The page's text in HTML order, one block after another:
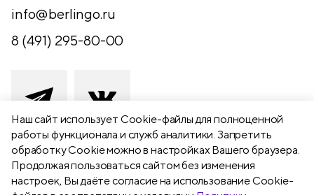
Наш сайт использует Сookie-файлы для полноценной
работы функционала и служб аналитики. Запретить
обработку Cookie можно в настройках Вашего браузера.
Продолжая пользоваться сайтом без изменения
настроек, Вы даёте согласие на использование Cookie-
Контакты
Обратная связь
Письменные принадлежности
Канцелярские принадлежности
Чертежные принадлежности
Хобби и творчество
Презентационное оборудование
Школьный текстиль
info@berlingo.ru
8 (491) 295-80-00
391111 Рязанская обл., Рыбновский р-
н,